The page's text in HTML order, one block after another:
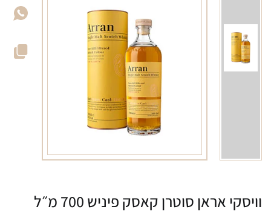
וויסקי אראן סוטרן קאסק פיניש 700 מ״ל